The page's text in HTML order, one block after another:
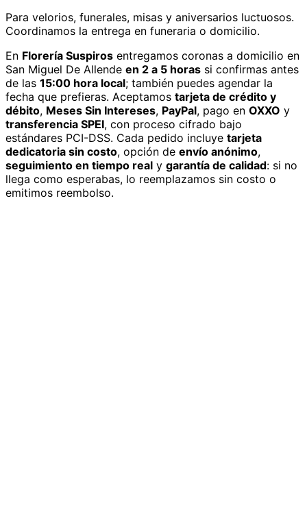
Para velorios, funerales, misas y aniversarios luctuosos.
Coordinamos la entrega en funeraria o domicilio.
En Florería Suspiros entregamos coronas a domicilio en
San Miguel De Allende en 2 a 5 horas si confirmas antes
de las 15:00 hora local; también puedes agendar la
fecha que prefieras. Aceptamos tarjeta de crédito y
débito, Meses Sin Intereses, PayPal, pago en OXXO y
transferencia SPEI, con proceso cifrado bajo
estándares PCI-DSS. Cada pedido incluye tarjeta
dedicatoria sin costo, opción de envío anónimo,
seguimiento en tiempo real y garantía de calidad: si no
llega como esperabas, lo reemplazamos sin costo o
emitimos reembolso.